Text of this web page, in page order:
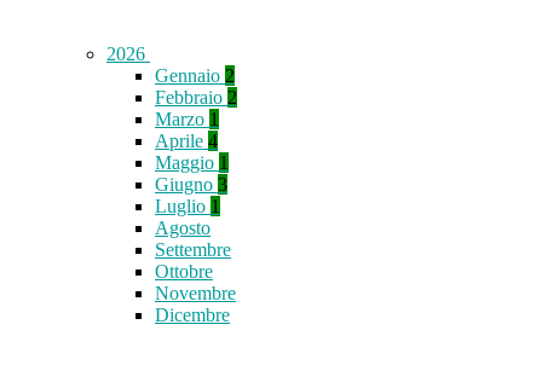
2026
Gennaio 2
Febbraio 2
Marzo 1
Aprile 4
Maggio 1
Giugno 3
Luglio 1
Agosto
Settembre
Ottobre
Novembre
Dicembre